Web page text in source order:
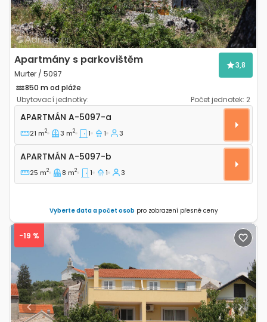
Apartmány s parkovištěm
Murter / 5097
3,8
850 m od pláže
Ubytovací jednotky:
Počet jednotek: 2
Jednopokojový apartmán Murter A-5097-a
APARTMÁN A-5097-a
21 m2 3 m2 1 1 3
Apartmán A-5097-b
APARTMÁN A-5097-b
25 m2 8 m2 1 1 3
Vyberte data a počet osob pro zobrazení přesné ceny
Previous Next
-19 %